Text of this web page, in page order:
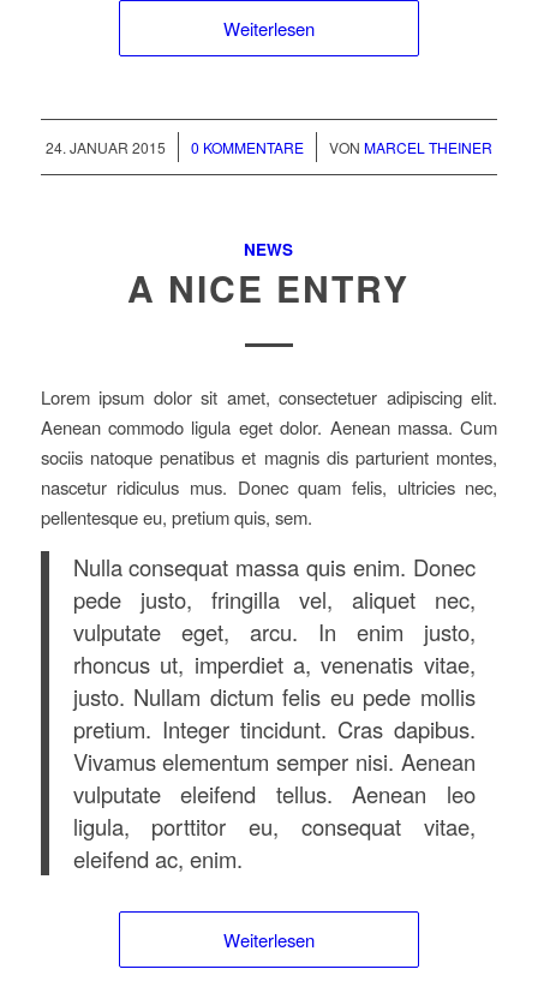
Weiterlesen
24. JANUAR 2015
/ 0 KOMMENTARE
/ VON MARCEL THEINER
NEWS
A NICE ENTRY
Lorem ipsum dolor sit amet, consectetuer adipiscing elit.
Aenean commodo ligula eget dolor. Aenean massa. Cum
sociis natoque penatibus et magnis dis parturient montes,
nascetur ridiculus mus. Donec quam felis, ultricies nec,
pellentesque eu, pretium quis, sem.
Nulla consequat massa quis enim. Donec
pede justo, fringilla vel, aliquet nec,
vulputate eget, arcu. In enim justo,
rhoncus ut, imperdiet a, venenatis vitae,
justo. Nullam dictum felis eu pede mollis
pretium. Integer tincidunt. Cras dapibus.
Vivamus elementum semper nisi. Aenean
vulputate eleifend tellus. Aenean leo
ligula, porttitor eu, consequat vitae,
eleifend ac, enim.
Weiterlesen